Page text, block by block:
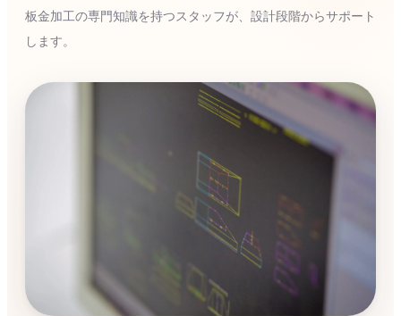
板金加工の専門知識を持つスタッフが、設計段階からサポート
します。